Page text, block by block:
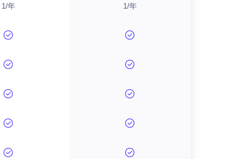
1/年 1/年